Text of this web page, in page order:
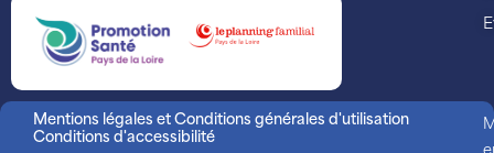
Mentions légales et Conditions générales d'utilisation
Conditions d'accessibilité